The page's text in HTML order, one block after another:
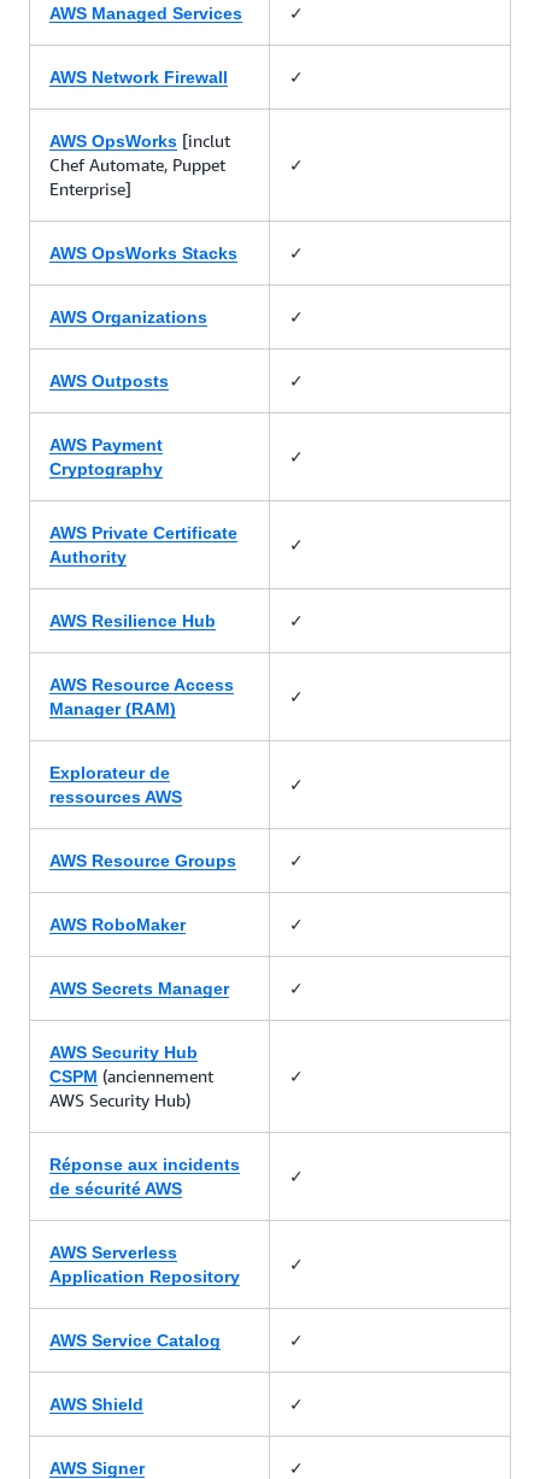
AWS Managed Services ✓
AWS Network Firewall ✓
AWS OpsWorks [inclut
Chef Automate, Puppet
Enterprise]
✓
AWS OpsWorks Stacks ✓
AWS Organizations ✓
AWS Outposts ✓
AWS Payment
Cryptography
✓
AWS Private Certificate
Authority
✓
AWS Resilience Hub ✓
AWS Resource Access
Manager (RAM)
✓
Explorateur de
ressources AWS
✓
AWS Resource Groups ✓
AWS RoboMaker ✓
AWS Secrets Manager ✓
AWS Security Hub
CSPM (anciennement
AWS Security Hub)
✓
Réponse aux incidents
de sécurité AWS
✓
AWS Serverless
Application Repository
✓
AWS Service Catalog ✓
AWS Shield ✓
AWS Signer ✓